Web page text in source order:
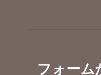
フォーム